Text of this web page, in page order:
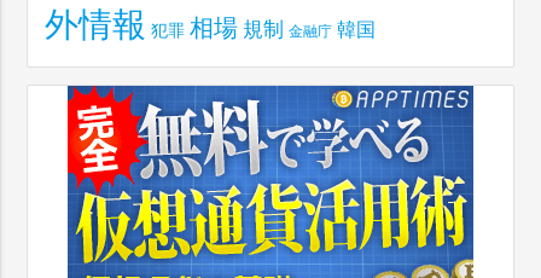
外情報 犯罪 相場 規制 金融庁 韓国